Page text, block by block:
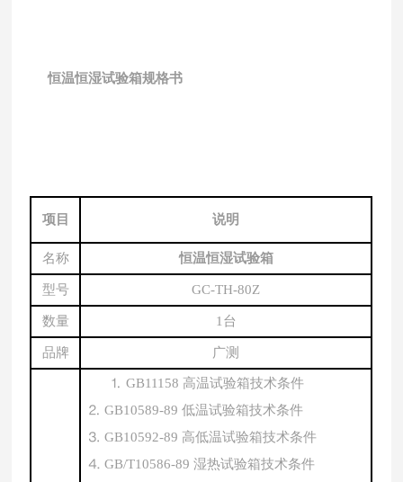
恒温恒湿试验箱规格书
项目 说明
名称 恒温恒湿试验箱
型号 GC-TH-80Z
数量 1台
品牌 广测
⒈GB11158 高温试验箱技术条件
⒉ GB10589-89低温试验箱技术条件
⒊ GB10592-89 高低温试验箱技术条件
⒋ GB/T10586-89湿热试验箱技术条件